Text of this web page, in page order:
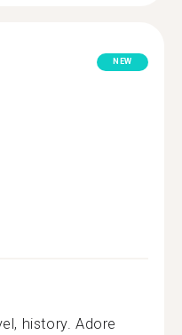
NEW
history. Adore